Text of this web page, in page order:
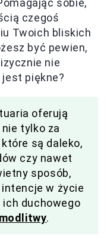
sobie,
czegoś
Twoich bliskich
być pewien,
nie
piękne?
oferują
tylko za
są daleko,
czy nawet
sposób,
w życie
ich duchowego
modlitwy.